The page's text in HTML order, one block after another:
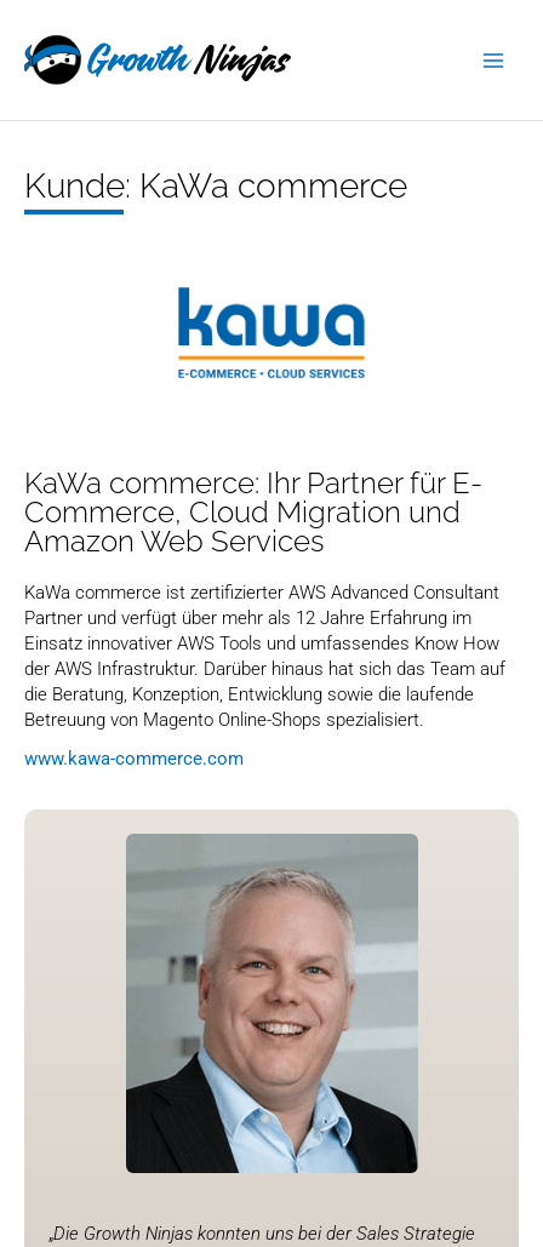
Inhalt
springen
Kunde: KaWa commerce
KaWa commerce: Ihr Partner für E-
Commerce, Cloud Migration und
Amazon Web Services
KaWa commerce ist zertifizierter AWS Advanced Consultant
Partner und verfügt über mehr als 12 Jahre Erfahrung im
Einsatz innovativer AWS Tools und umfassendes Know How
der AWS Infrastruktur. Darüber hinaus hat sich das Team auf
die Beratung, Konzeption, Entwicklung sowie die laufende
Betreuung von Magento Online-Shops spezialisiert.
www.kawa-commerce.com
„Die Growth Ninjas konnten uns bei der Sales Strategie